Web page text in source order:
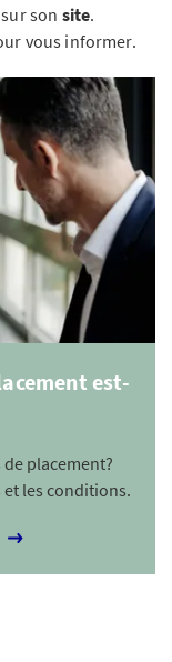
sur son site.
vous informer.
est-
placement?
les conditions.